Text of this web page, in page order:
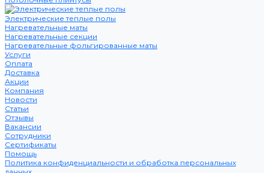
Электрические теплые полы
Нагревательные маты
Нагревательные секции
Нагревательные фольгированные маты
Услуги
Оплата
Доставка
Акции
Компания
Новости
Статьи
Отзывы
Вакансии
Сотрудники
Сертификаты
Помощь
Политика конфиденциальности и обработка персональных